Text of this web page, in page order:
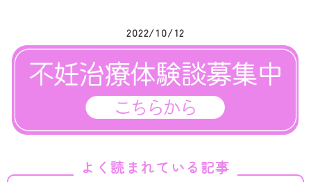
2022/10/12
よく読まれている記事